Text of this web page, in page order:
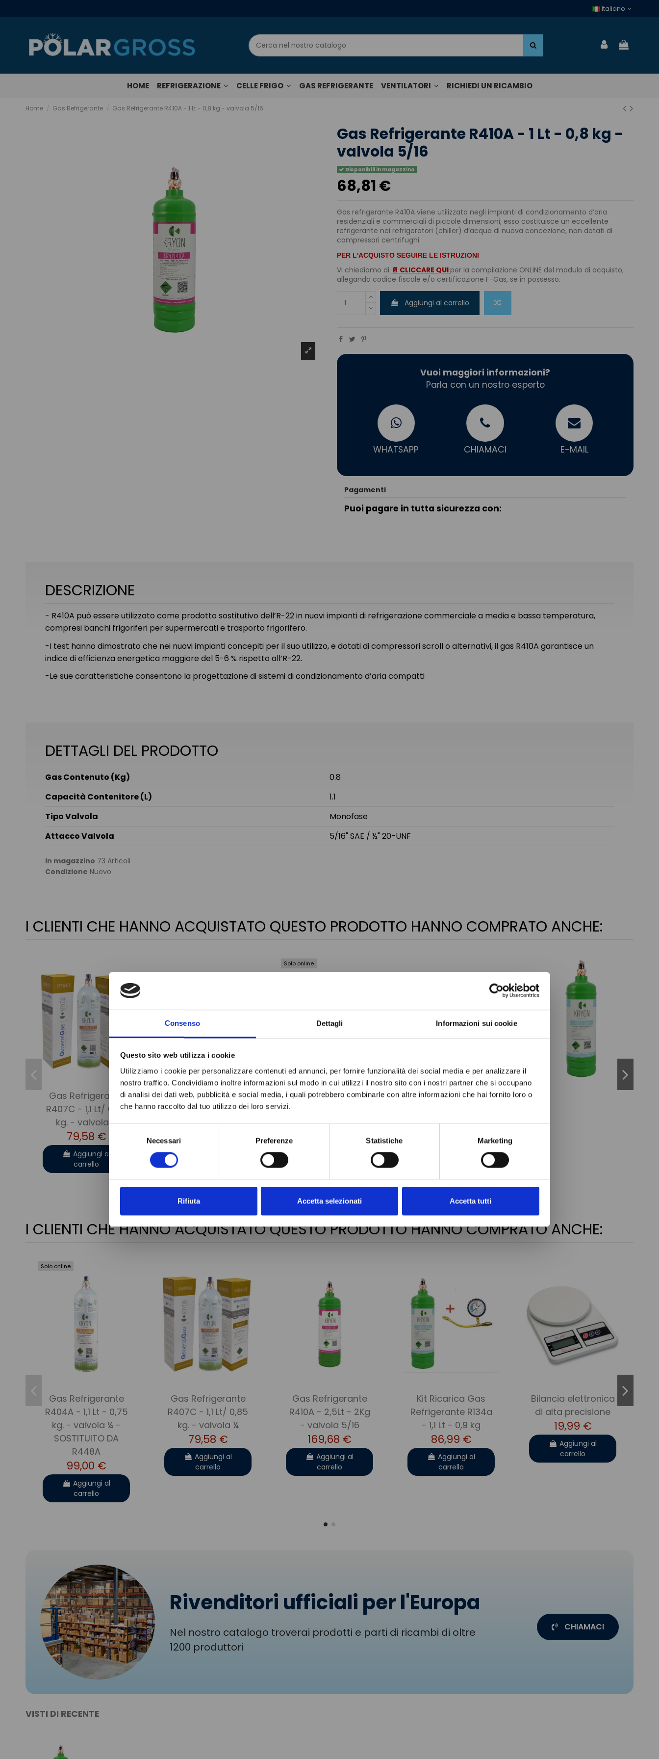
Consenso Dettagli Informazioni sui cookie
Questo sito web utilizza i cookie
Utilizziamo i cookie per personalizzare contenuti ed annunci, per fornire funzionalità dei social media e per analizzare il
nostro traffico. Condividiamo inoltre informazioni sul modo in cui utilizzi il nostro sito con i nostri partner che si occupano
di analisi dei dati web, pubblicità e social media, i quali potrebbero combinarle con altre informazioni che hai fornito loro o
che hanno raccolto dal tuo utilizzo dei loro servizi.
Necessari Preferenze Statistiche Marketing
Rifiuta Accetta selezionati Accetta tutti
Italiano
HOME REFRIGERAZIONE CELLE FRIGO GAS REFRIGERANTE VENTILATORI RICHIEDI UN RICAMBIO
Home Gas Refrigerante Gas Refrigerante R410A - 1 Lt - 0,8 kg - valvola 5/16
Gas Refrigerante R410A - 1 Lt - 0,8 kg -
valvola 5/16
Disponibili in magazzino
68,81 €
Gas refrigerante R410A viene utilizzato negli impianti di condizionamento d’aria
residenziali e commerciali di piccole dimensioni; esso costituisce un eccellente
refrigerante nei refrigeratori (chiller) d’acqua di nuova concezione, non dotati di
compressori centrifughi.
PER L'ACQUISTO SEGUIRE LE ISTRUZIONI
Vi chiediamo di 📄 CLICCARE QUI per la compilazione ONLINE del modulo di acquisto,
allegando codice fiscale e/o certificazione F-Gas, se in possesso.
Aggiungi al carrello
Vuoi maggiori informazioni?
Parla con un nostro esperto
WHATSAPP CHIAMACI E-MAIL
Pagamenti
Puoi pagare in tutta sicurezza con:
DESCRIZIONE
- R410A può essere utilizzato come prodotto sostitutivo dell’R-22 in nuovi impianti di refrigerazione commerciale a media e bassa temperatura,
compresi banchi frigoriferi per supermercati e trasporto frigorifero.
-I test hanno dimostrato che nei nuovi impianti concepiti per il suo utilizzo, e dotati di compressori scroll o alternativi, il gas R410A garantisce un
indice di efficienza energetica maggiore del 5-6 % rispetto all’R-22.
-Le sue caratteristiche consentono la progettazione di sistemi di condizionamento d’aria compatti
DETTAGLI DEL PRODOTTO
Gas Contenuto (Kg)
0.8
Capacità Contenitore (L)
1.1
Tipo Valvola
Monofase
Attacco Valvola
5/16" SAE / ½" 20-UNF
In magazzino 73 Articoli
Condizione Nuovo
I CLIENTI CHE HANNO ACQUISTATO QUESTO PRODOTTO HANNO COMPRATO ANCHE:
Gas Refrigerante
R407C - 1,1 Lt/ 0,85
kg. - valvola ¼
79,58 €
Aggiungi al
carrello
Solo online
I CLIENTI CHE HANNO ACQUISTATO QUESTO PRODOTTO HANNO COMPRATO ANCHE:
Solo online
Gas Refrigerante
R404A - 1,1 Lt - 0,75
kg. - valvola ¼ -
SOSTITUITO DA
R448A
99,00 €
Aggiungi al
carrello
Gas Refrigerante
R407C - 1,1 Lt/ 0,85
kg. - valvola ¼
79,58 €
Aggiungi al
carrello
Gas Refrigerante
R410A - 2,5Lt - 2Kg
- valvola 5/16
169,68 €
Aggiungi al
carrello
Kit Ricarica Gas
Refrigerante R134a
- 1,1 Lt - 0,9 kg
86,99 €
Aggiungi al
carrello
Bilancia elettronica
di alta precisione
19,99 €
Aggiungi al
carrello
Rivenditori ufficiali per l'Europa
Nel nostro catalogo troverai prodotti e parti di ricambi di oltre
1200 produttori
CHIAMACI
VISTI DI RECENTE